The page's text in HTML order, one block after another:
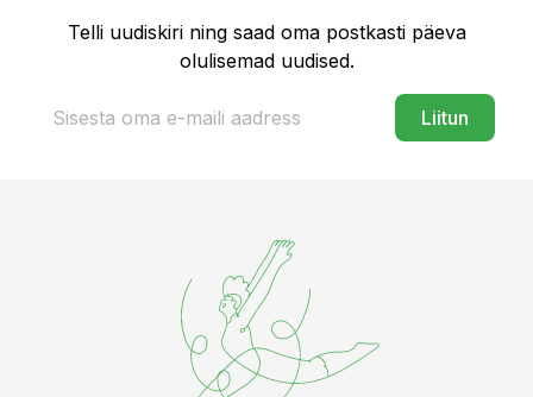
Telli uudiskiri ning saad oma postkasti päeva
olulisemad uudised.
Liitun